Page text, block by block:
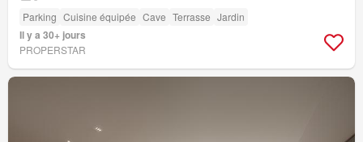
Parking Cuisine équipée Cave Terrasse Jardin
Il y a 30+ jours
PROPERSTAR